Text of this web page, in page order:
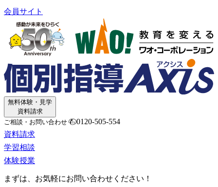
会員サイト
無料体験・見学
資料請求
ご相談・お問い合わせ
0120-505-554
資料請求
学習相談
体験授業
まずは、お気軽にお問い合わせください！